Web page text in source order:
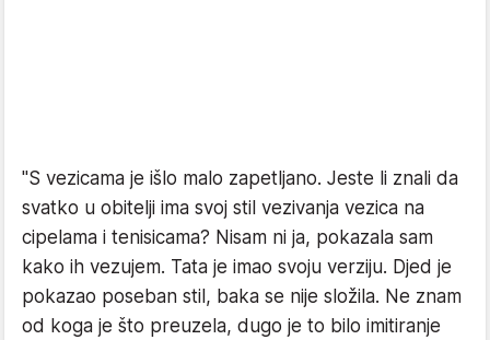
"S vezicama je išlo malo zapetljano. Jeste li znali da
svatko u obitelji ima svoj stil vezivanja vezica na
cipelama i tenisicama? Nisam ni ja, pokazala sam
kako ih vezujem. Tata je imao svoju verziju. Djed je
pokazao poseban stil, baka se nije složila. Ne znam
od koga je što preuzela, dugo je to bilo imitiranje